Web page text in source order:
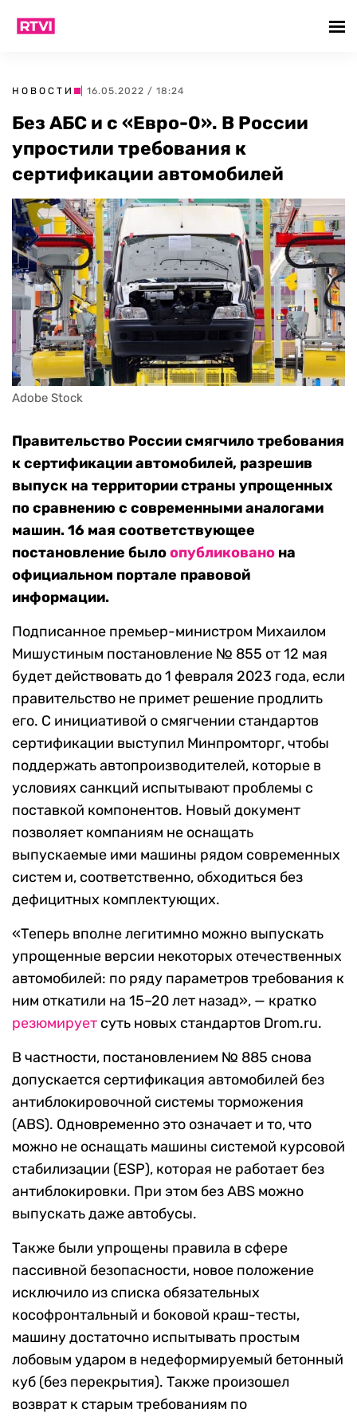
НОВОСТИ | 16.05.2022 / 18:24
Без АБС и с «Евро-0». В России
упростили требования к
сертификации автомобилей
Adobe Stock
Правительство России смягчило требования
к сертификации автомобилей, разрешив
выпуск на территории страны упрощенных
по сравнению с современными аналогами
машин. 16 мая соответствующее
постановление былоопубликовано на
официальном портале правовой
информации.
Подписанное премьер-министром Михаилом
Мишустиным постановление № 855 от 12 мая
будет действовать до 1 февраля 2023 года, если
правительство не примет решение продлить
его. С инициативой о смягчении стандартов
сертификации выступил Минпромторг, чтобы
поддержать автопроизводителей, которые в
условиях санкций испытывают проблемы с
поставкой компонентов. Новый документ
позволяет компаниям не оснащать
выпускаемые ими машины рядом современных
систем и, соответственно, обходиться без
дефицитных комплектующих.
«Теперь вполне легитимно можно выпускать
упрощенные версии некоторых отечественных
автомобилей: по ряду параметров требования к
ним откатили на 15–20 лет назад», — кратко
резюмирует суть новых стандартов Drom.ru.
В частности, постановлением № 885 снова
допускается сертификация автомобилей без
антиблокировочной системы торможения
(ABS). Одновременно это означает и то, что
можно не оснащать машины системой курсовой
стабилизации (ESP), которая не работает без
антиблокировки. При этом без ABS можно
выпускать даже автобусы.
Также были упрощены правила в сфере
пассивной безопасности, новое положение
исключило из списка обязательных
кософронтальный и боковой краш-тесты,
машину достаточно испытывать простым
лобовым ударом в недеформируемый бетонный
куб (без перекрытия). Также произошел
возврат к старым требованиям по